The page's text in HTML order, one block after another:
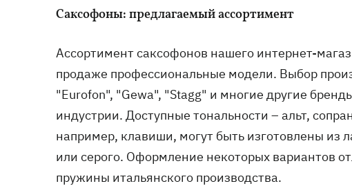
Саксофоны: предлагаемый ассортимент
Ассортимент саксофонов нашего интернет-
продаже профессиональные модели. Выбор
"Eurofon", "Gewa", "Stagg" и многие другие
индустрии. Доступные тональности – альт,
например, клавиши, могут быть изготовлены из
или серого. Оформление некоторых вариантов
пружины итальянского производства.